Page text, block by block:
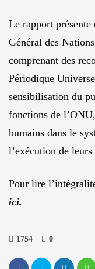
Le rapport présente
Général des
comprenant des
Périodique
sensibilisation du
fonctions de
humains dans le
l’exécution de leurs
Pour lire
ici.
1754 0